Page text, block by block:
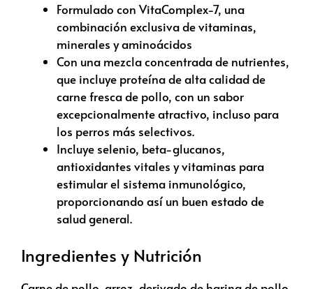
Formulado con VitaComplex-7, una
combinación exclusiva de vitaminas,
minerales y aminoácidos
Con una mezcla concentrada de nutrientes,
que incluye proteína de alta calidad de
carne fresca de pollo, con un sabor
excepcionalmente atractivo, incluso para
los perros más selectivos.
Incluye selenio, beta-glucanos,
antioxidantes vitales y vitaminas para
estimular el sistema inmunológico,
proporcionando así un buen estado de
salud general.
Ingredientes y Nutrición